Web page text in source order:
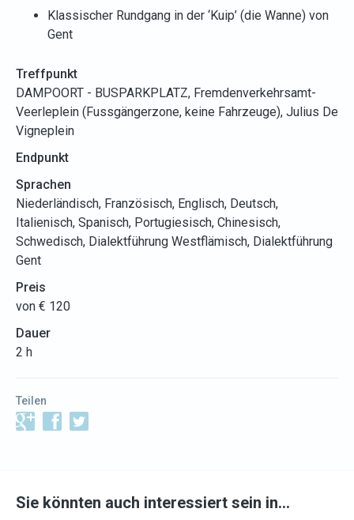
Klassischer Rundgang in der ‘Kuip’ (die Wanne) von
Gent
Treffpunkt
DAMPOORT - BUSPARKPLATZ, Fremdenverkehrsamt-
Veerleplein (Fussgängerzone, keine Fahrzeuge), Julius De
Vigneplein
Endpunkt
Sprachen
Niederländisch, Französisch, Englisch, Deutsch,
Italienisch, Spanisch, Portugiesisch, Chinesisch,
Schwedisch, Dialektführung Westflämisch, Dialektführung
Gent
Preis
von € 120
Dauer
2 h
Teilen
Sie könnten auch interessiert sein in…